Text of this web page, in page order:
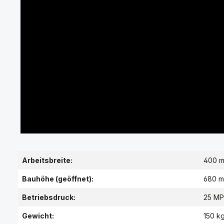
Arbeitsbreite: 400
Bauhöhe (geöffnet): 680
Betriebsdruck: 25
Gewicht: 150 kg